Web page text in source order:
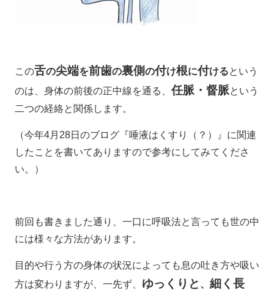
この舌の尖端を前歯の裏側の付け根に付けるという
のは、身体の前後の正中線を通る、任脈・督脈という
二つの経絡と関係します。
（今年4月28日のブログ『唾液はくすり（？）』に関連
したことを書いてありますので参考にしてみてくださ
い。）
前回も書きました通り、一口に呼吸法と言っても世の中
には様々な方法があります。
目的や行う方の身体の状況によっても息の吐き方や吸い
方は変わりますが、一先ず、 ゆっくりと 、 細く長